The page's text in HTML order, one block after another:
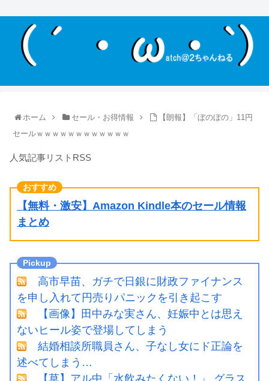
ホーム セール・お得情報
【朗報】「ぼのぼの」11円
セールｗｗｗｗｗｗｗｗｗｗｗｗ
人気記事リストRSS
【無料・激安】Amazon Kindle本のセール情報
まとめ
高市早苗、ガチで日銀に財政ファイナンス
を申し入れて円売りパニックを引き起こす
【画像】田中みな実さん、妊娠中とは思え
ないヒール姿で登場してしまう
結婚相談所職員さん、子なし女にド正論を
述べてしまう…
【草】アル中「水飲みたくない！」 グラス